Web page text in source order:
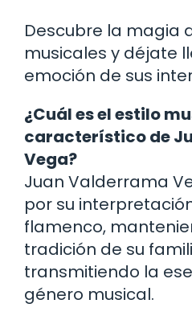
Descubre la magia
musicales y déjate
emoción de sus
¿Cuál es el estilo
característico de
Vega?
Juan Valderrama
por su
flamenco,
tradición de su
transmitiendo la
género musical.